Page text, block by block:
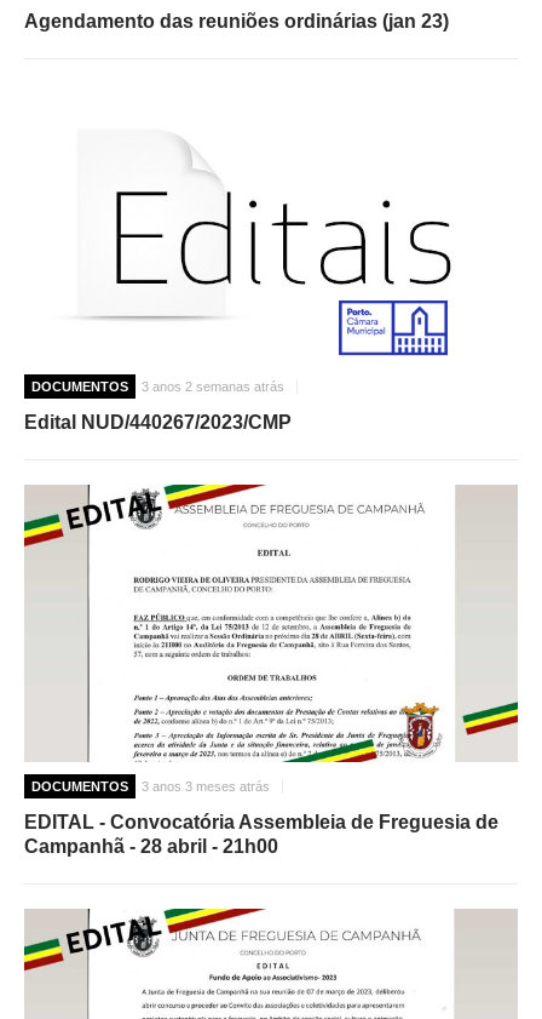
OFERTAS DE EMPREGO
Agendamento das reuniões ordinárias (jan 23)
DOCUMENTOS 3 anos 2 semanas atrás
Edital NUD/440267/2023/CMP
DOCUMENTOS 3 anos 3 meses atrás
EDITAL - Convocatória Assembleia de Freguesia de
Campanhã - 28 abril - 21h00